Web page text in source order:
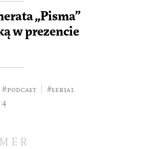
„Pisma”
w prezencie
#podcast
#serial
4